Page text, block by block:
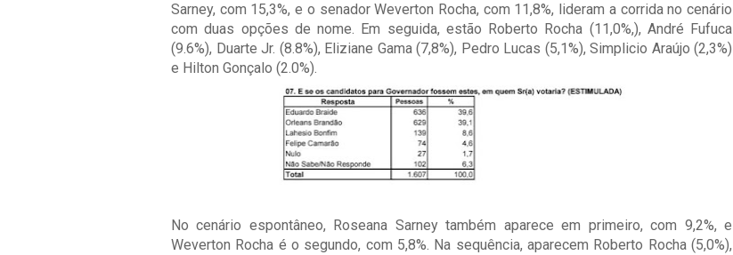
Sarney, com 15,3%, e o senador Weverton Rocha, com 11,8%, lideram a corrida no cenário
com duas opções de nome. Em seguida, estão Roberto Rocha (11,0%,), André Fufuca
(9.6%), Duarte Jr. (8.8%), Eliziane Gama (7,8%), Pedro Lucas (5,1%), Simplicio Araújo (2,3%)
e Hilton Gonçalo (2.0%).
No cenário espontâneo, Roseana Sarney também aparece em primeiro, com 9,2%, e
Weverton Rocha é o segundo, com 5,8%. Na sequência, aparecem Roberto Rocha (5,0%),